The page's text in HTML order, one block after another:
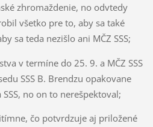
zhromaždenie, no odvtedy
všetko pre to, aby sa také
sa teda nezišlo ani MČZ SSS;
v termíne do 25. 9. a MČZ SSS
SSS B. Brendzu opakovane
no on to nerešpektoval;
čo potvrdzuje aj priložené